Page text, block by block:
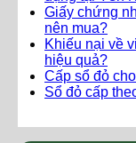
Giấy chứng
nên mua?
Khiếu nại về
hiệu quả?
Cấp sổ đỏ
Sổ đỏ cấp